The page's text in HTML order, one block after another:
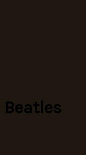
Beatles